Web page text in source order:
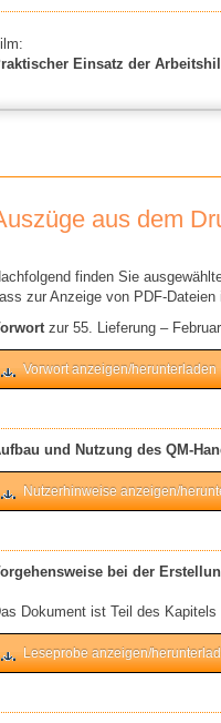
Einsatz der
aus dem
finden Sie
zur Anzeige von PDF-
zur 55. Lieferung –
Vorwort anzeigen/herunterladen
und Nutzung des QM-
Nutzerhinweise anzeigen/
bei der
Dokument ist Teil des
Leseprobe anzeigen/